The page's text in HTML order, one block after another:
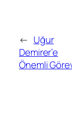
← Uğur
Demirer’e
Önemli